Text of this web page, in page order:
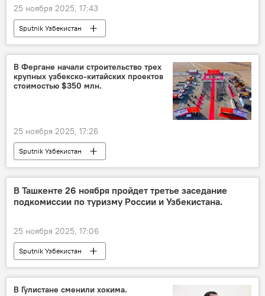
25 ноября 2025, 17:43
Sputnik Узбекистан
В Фергане начали строительство трех
крупных узбекско-китайских проектов
стоимостью $350 млн.
25 ноября 2025, 17:26
Sputnik Узбекистан
В Ташкенте 26 ноября пройдет третье заседание
подкомиссии по туризму России и Узбекистана.
25 ноября 2025, 17:06
Sputnik Узбекистан
В Гулистане сменили хокима.